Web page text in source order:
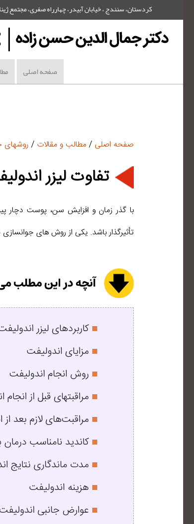
کردستان، سنندج ، خیابان آبیدر، چهارراه صفری، مجتمع ژینا، طبقه
صفحه اصلی
صفحه اصلی /مطالب و مقالات / روشهای
تفاوت لیزر
با گذر زمان و افزایش سن، پوست دچار
تأثیرگذار باشد. یکی از روش های
کاربردهای لیزر
مزایای اندولیفت
روش انجام اندولیفت
مراقبتهای قبل از انجام
مراقبت‌های لازم بعد از
کاندید نامناسب درمان
مدت ماندگاری نتایج
هزینه اندولیفت
عوارض جانبی